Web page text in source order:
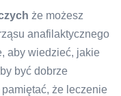
że możesz
anafilaktycznego
aby wiedzieć, jakie
być dobrze
że leczenie